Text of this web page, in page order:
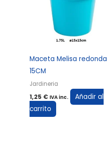
Maceta Melisa redonda
15CM
Jardineria
1,25 € IVA inc.
Añadir al
carrito